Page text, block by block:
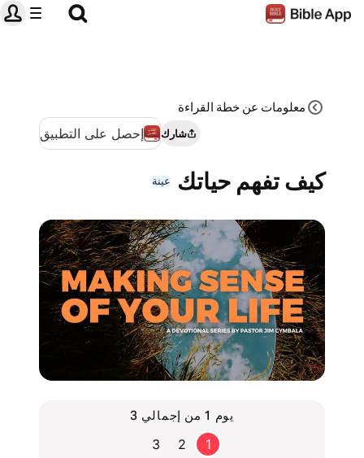
معلومات عن خطة القراءة‌
شارك إحصل على التطبيق
كيف تفهم حياتك عينة
يوم 1 من إجمالي 3
1
2
3